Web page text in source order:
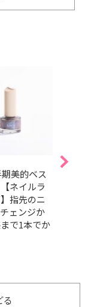
美的ベス
ネイルラ
指先のニ
ェンジか
で1本でか